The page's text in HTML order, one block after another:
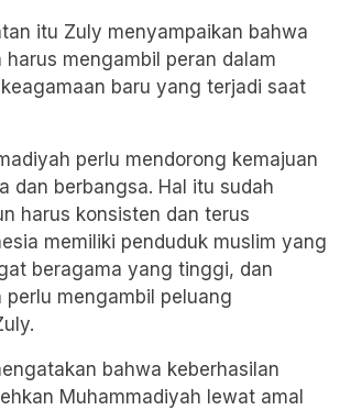
itu Zuly menyampaikan bahwa
harus mengambil peran dalam
baru yang terjadi saat
perlu mendorong kemajuan
dan berbangsa. Hal itu sudah
harus konsisten dan terus
memiliki penduduk muslim yang
beragama yang tinggi, dan
perlu mengambil peluang
bahwa keberhasilan
Muhammadiyah lewat amal